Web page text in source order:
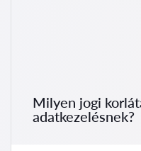
Milyen jogi
adatkezelésnek?